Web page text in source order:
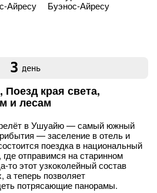
3 день
края света,
и лесам
в Ушуайю — самый южный
— заселение в отель и
поездка в национальный
отправимся на старинном
то этот узкоколейный состав
а теперь позволяет
потрясающие панорамы.